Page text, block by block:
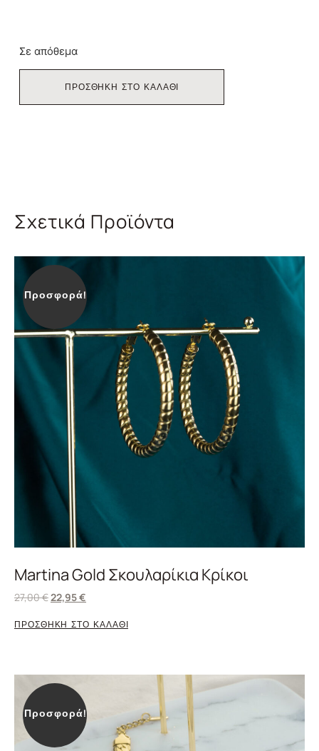
Σε απόθεμα
ΠΡΟΣΘΗΚΗ ΣΤΟ ΚΑΛΑΘΙ
Σχετικά Προϊόντα
Προσφορά!
Martina Gold Σκουλαρίκια Κρίκοι
27,00€22,95€
ΠΡΟΣΘΗΚΗ ΣΤΟ ΚΑΛΑΘΙ
Προσφορά!